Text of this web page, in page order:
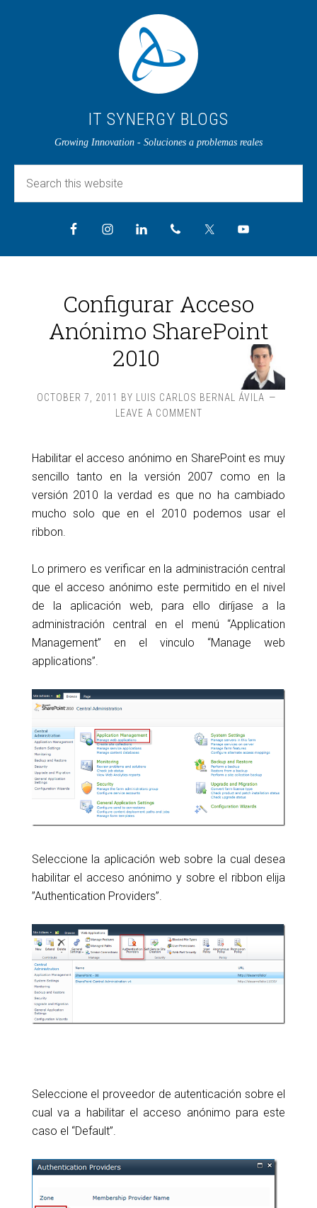
IT SYNERGY BLOGS
Growing Innovation - Soluciones a problemas reales
Configurar Acceso
Anónimo SharePoint
2010
OCTOBER 7, 2011 BY
LUIS CARLOS BERNAL ÁVILA
LEAVE A COMMENT
Habilitar el acceso anónimo en SharePoint es muy
sencillo tanto en la versión 2007 como en la
versión 2010 la verdad es que no ha cambiado
mucho solo que en el 2010 podemos usar el
ribbon.
Lo primero es verificar en la administración central
que el acceso anónimo este permitido en el nivel
de la aplicación web, para ello diríjase a la
administración central en el menú “Application
Management” en el vinculo “Manage web
applications”.
Seleccione la aplicación web sobre la cual desea
habilitar el acceso anónimo y sobre el ribbon elija
”Authentication Providers”.
Seleccione el proveedor de autenticación sobre el
cual va a habilitar el acceso anónimo para este
caso el “Default”.